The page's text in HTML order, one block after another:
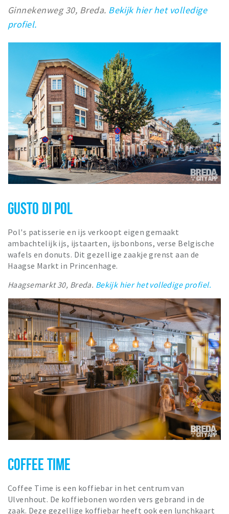
Ginnekenweg 30, Breda. Bekijk hier het volledige
profiel.
GUSTO DI POL
Pol's patisserie en ijs verkoopt eigen gemaakt
ambachtelijk ijs, ijstaarten, ijsbonbons, verse Belgische
wafels en donuts. Dit gezellige zaakje grenst aan de
Haagse Markt in Princenhage.
Haagsemarkt 30, Breda. Bekijk hier het volledige profiel.
COFFEE TIME
Coffee Time is een koffiebar in het centrum van
Ulvenhout. De koffiebonen worden vers gebrand in de
zaak. Deze gezellige koffiebar heeft ook een lunchkaart